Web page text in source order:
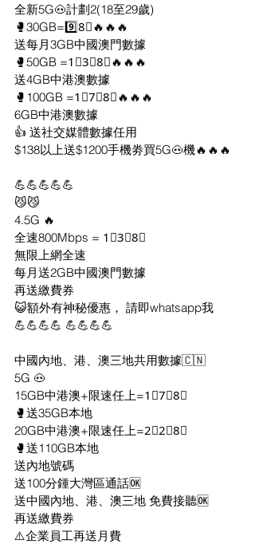
全新5G🐽計劃2(18至29歲)
🥊30GB=9️⃣8⃣🔥🔥🔥
送每月3GB中國澳門數據
🥊50GB =1⃣3⃣8⃣🔥🔥🔥
送4GB中港澳數據
🥊100GB =1⃣7⃣8⃣🔥🔥🔥
6GB中港澳數據
👍 送社交媒體數據任用
$138以上送$1200手機劵買5G🐽機🔥🔥🔥
💪💪💪💪💪
😼😼
4.5G 🔥
全速800Mbps = 1⃣3⃣8⃣
無限上網全速
每月送2GB中國澳門數據
再送繳費券
😺額外有神秘優惠， 請即whatsapp我
💪💪💪💪 💪💪💪💪
中國內地、港、澳三地共用數據🇨🇳
5G 🐽
15GB中港澳+限速任上=1⃣7⃣8⃣
🥊送35GB本地
20GB中港澳+限速任上=2⃣2⃣8⃣
🥊送110GB本地
送內地號碼
送100分鍾大灣區通話🆗
送中國內地、港、澳三地 免費接聽🆗
再送繳費券
⚠️企業員工再送月費